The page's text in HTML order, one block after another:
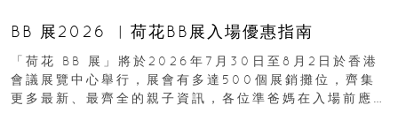
BB 展2026 ︳荷花BB展入場優惠指南
「荷花 BB 展」將於2026年7月30日至8月2日於香港
會議展覽中心舉行，展會有多達500個展銷攤位，齊集
更多最新、最齊全的親子資訊，各位準爸媽在入場前應